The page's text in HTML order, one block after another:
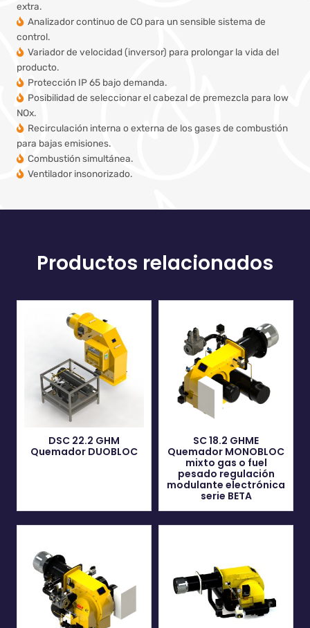
extra.
Analizador continuo de CO para un sensible sistema de
control.
Variador de velocidad (inversor) para prolongar la vida del
producto.
Protección IP 65 bajo demanda.
Posibilidad de seleccionar el cabezal de premezcla para low
NOx.
Recirculación interna o externa de los gases de combustión
para bajas emisiones.
Combustión simultánea.
Ventilador insonorizado.
Productos relacionados
DSC 22.2 GHM
Quemador DUOBLOC
SC 18.2 GHME
Quemador MONOBLOC
mixto gas o fuel
pesado regulación
modulante electrónica
serie BETA